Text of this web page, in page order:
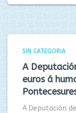
SIN CATEGORIA
A
euros á
A Deputación